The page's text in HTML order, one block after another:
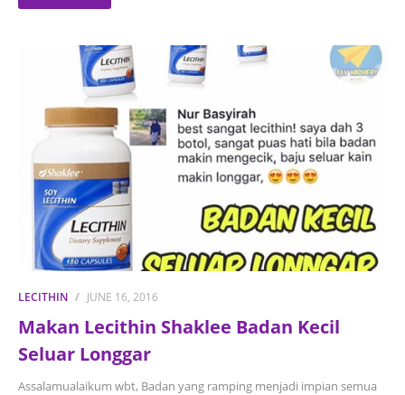
LECITHIN JUNE 16, 2016
Makan Lecithin Shaklee Badan Kecil
Seluar Longgar
Assalamualaikum wbt, Badan yang ramping menjadi impian semua